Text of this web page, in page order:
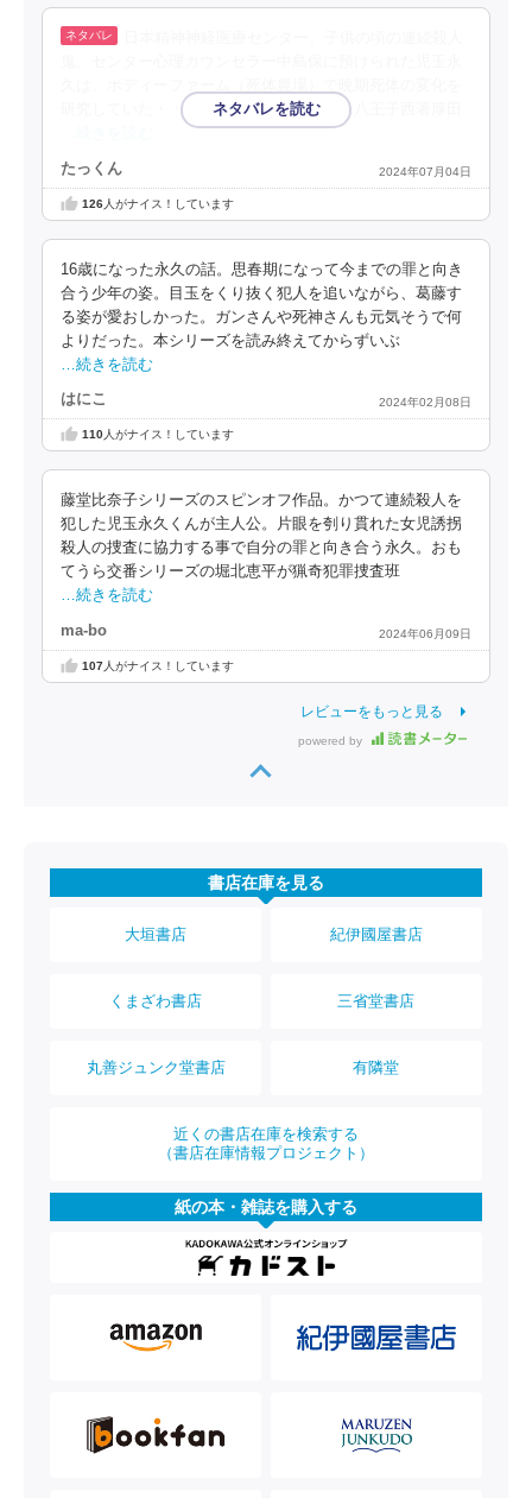
研究していた・・ある日、猟奇犯罪捜査班八王子西署厚田
たっくん 2024年07月04日
126人がナイス！しています
16歳になった永久の話。思春期になって今までの罪と向き
合う少年の姿。目玉をくり抜く犯人を追いながら、葛藤す
る姿が愛おしかった。ガンさんや死神さんも元気そうで何
よりだった。本シリーズを読み終えてからずいぶ
…続きを読む
はにこ 2024年02月08日
110人がナイス！しています
藤堂比奈子シリーズのスピンオフ作品。かつて連続殺人を
犯した児玉永久くんが主人公。片眼を刳り貫れた女児誘拐
殺人の捜査に協力する事で自分の罪と向き合う永久。おも
てうら交番シリーズの堀北恵平が猟奇犯罪捜査班
…続きを読む
ma-bo 2024年06月09日
107人がナイス！しています
レビューをもっと見る
powered by
書店在庫を見る
大垣書店 紀伊國屋書店
くまざわ書店 三省堂書店
丸善ジュンク堂書店 有隣堂
近くの書店在庫を検索する
（書店在庫情報プロジェクト）
紙の本・雑誌を購入する